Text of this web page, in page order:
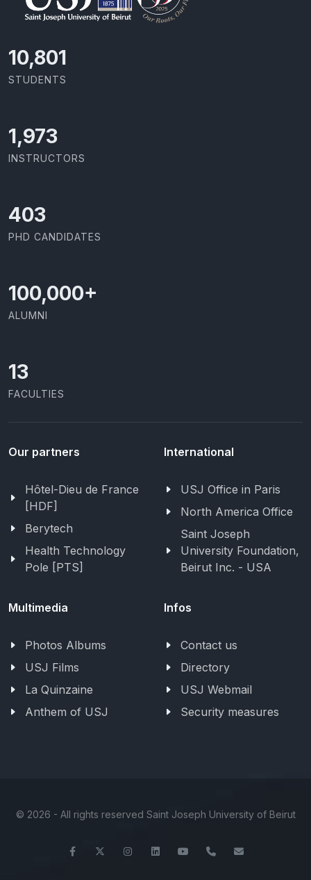
11,727
STUDENTS
2,142
INSTRUCTORS
437
PHD CANDIDATES
100,000+
ALUMNI
13
FACULTIES
Our partners
Hôtel-Dieu de France
[HDF]
Berytech
Health Technology
Pole [PTS]
International
USJ Office in Paris
North America Office
Saint Joseph
University Foundation,
Beirut Inc. - USA
Multimedia
Photos Albums
USJ Films
La Quinzaine
Anthem of USJ
Infos
Contact us
Directory
USJ Webmail
Security measures
© 2026 - All rights reserved Saint Joseph University of Beirut
FacebookTwitter InstagramLinkedInYouTube+961-1-421000